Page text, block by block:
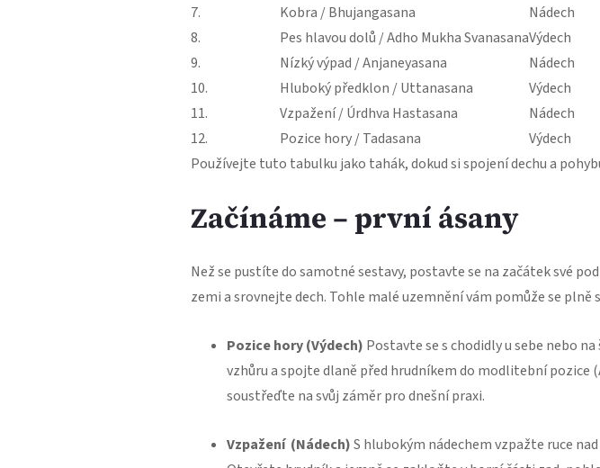
7.
Kobra / Bhujangasana
Nádech
8.
Pes hlavou dolů / Adho Mukha SvanasanaVýdech
9.
Nízký výpad / Anjaneyasana
Nádech
10.
Hluboký předklon / Uttanasana
Výdech
11.
Vzpažení / Úrdhva Hastasana
Nádech
12.
Pozice hory / Tadasana
Výdech
Používejte tuto tabulku jako tahák, dokud si spojení dechu a
Začínáme – první ásany
Než se pustíte do samotné sestavy, postavte se na začátek své
zemi a srovnejte dech. Tohle malé uzemnění vám pomůže se
Pozice hory (Výdech) Postavte se s chodidly u sebe nebo
vzhůru a spojte dlaně před hrudníkem do modlitební pozice
soustřeďte na svůj záměr pro dnešní praxi.
Vzpažení (Nádech)S hlubokým nádechem vzpažte ruce